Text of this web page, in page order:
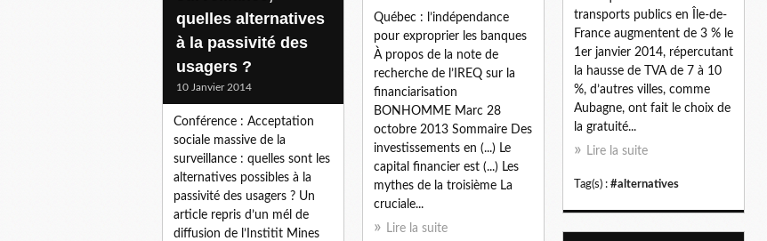
transports publics en Île-de-
France augmentent de 3 % le
1er janvier 2014, répercutant
la hausse de TVA de 7 à 10
%, d’autres villes, comme
Aubagne, ont fait le choix de
la gratuité...
Lire la suite
Tag(s) : #alternatives
Québec : l’indépendance
pour exproprier les banques
À propos de la note de
recherche de l’IREQ sur la
financiarisation
BONHOMME Marc 28
octobre 2013 Sommaire Des
investissements en (...) Le
capital financier est (...) Les
mythes de la troisième La
cruciale...
Lire la suite
quelles alternatives
à la passivité des
usagers ?
10 Janvier 2014
Conférence : Acceptation
sociale massive de la
surveillance : quelles sont les
alternatives possibles à la
passivité des usagers ? Un
article repris d’un mél de
diffusion de l’Institit Mines